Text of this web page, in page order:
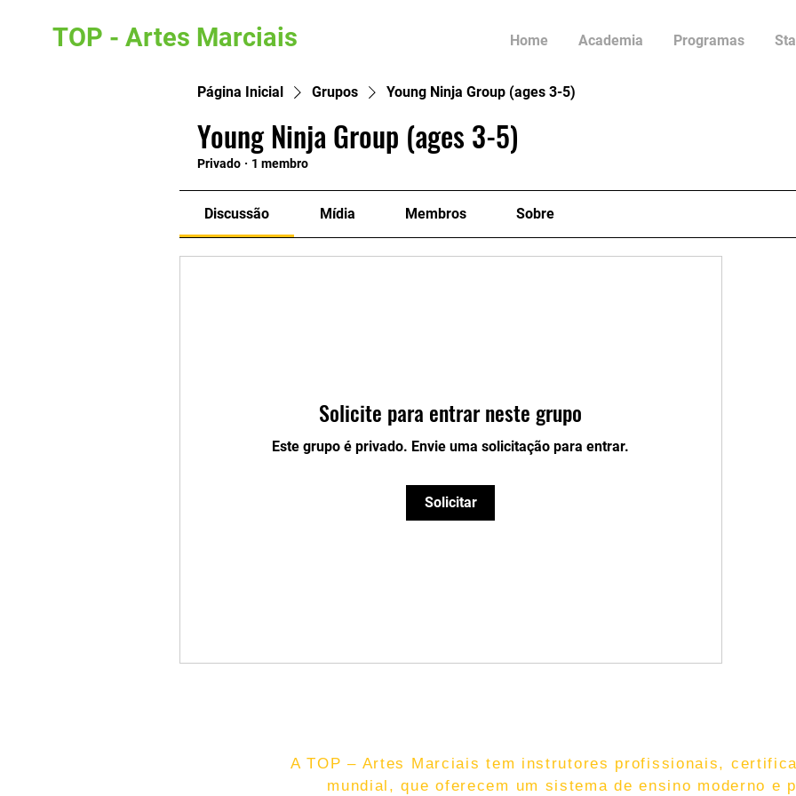
TOP - Artes Marciais Home Academia Programas
Página Inicial Grupos Young Ninja Group (ages 3-5)
Young Ninja Group (ages 3-5)
Privado · 1 membro
Discussão Mídia Membros Sobre
Solicite para entrar neste grupo
Este grupo é privado. Envie uma solicitação para entrar.
Solicitar
A TOP – Artes Marciais tem instrutores profissionais,
mundial, que oferecem um sistema de ensino moderno e